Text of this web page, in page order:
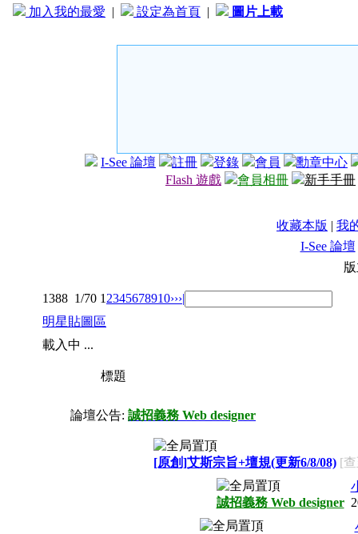
加入我的最愛 | 設定為首頁 | 圖片上載
I-See 論壇 註冊 登錄 會員
勳章中心
Flash 遊戲
會員相冊 新手手冊
收藏本版 | 我
I-See 論壇
1388 1/70 1 2345678910›››|
明星貼圖區
載入中 ...
標題
論壇公告: 誠招義務 Web designer
[原創]艾斯宗旨+壇規(更新6/8/08) [
誠招義務 Web designer